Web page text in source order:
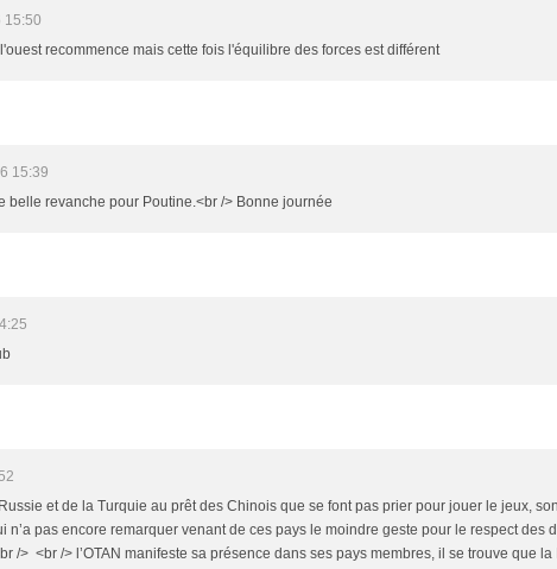
15:50
recommence mais cette fois l'équilibre des forces est différent
15:39
belle revanche pour Poutine.<br /> Bonne journée
et de la Turquie au prêt des Chinois que se font pas prier pour jouer le jeux,
n’a pas encore remarquer venant de ces pays le moindre geste pour le respect des
/> <br /> l’OTAN manifeste sa présence dans ses pays membres, il se trouve que la